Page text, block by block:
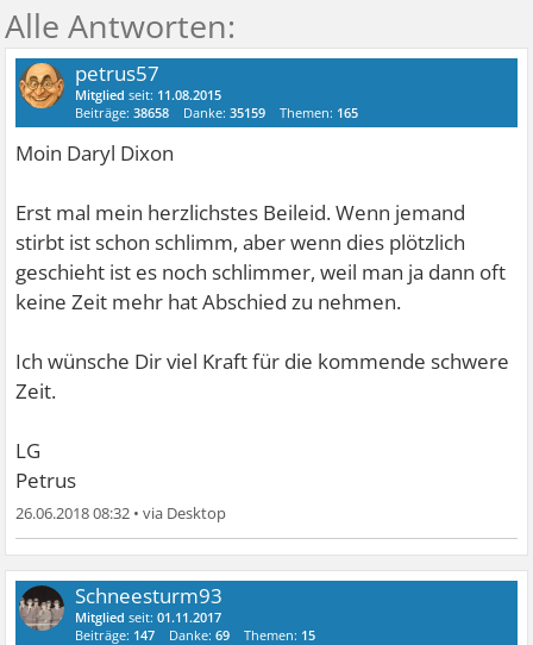
petrus57
Mitglied seit: 11.08.2015
Beiträge:38658 Danke:35159 Themen: 165
Moin Daryl Dixon
Erst mal mein herzlichstes Beileid. Wenn jemand
stirbt ist schon schlimm, aber wenn dies plötzlich
geschieht ist es noch schlimmer, weil man ja dann oft
keine Zeit mehr hat Abschied zu nehmen.
Ich wünsche Dir viel Kraft für die kommende schwere
Zeit.
LG
Petrus
26.06.2018 08:32 •
Schneesturm93
Mitglied seit:01.11.2017
Beiträge: 147 Danke:69 Themen: 15